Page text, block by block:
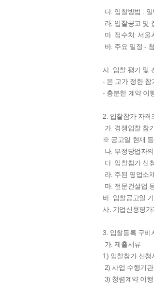
다. 입찰방법 :
라. 입찰공고 및
마. 접수처: 서울
바. 주요 일정 -
사. 입찰 평가 및
- 본 교가 정한 참
- 충분한 계약 이
2. 입찰참가 자격
가. 경쟁입찰 참
※ 공고일 현재
나. 부정당업자
다. 입찰참가 신
라. 주된 영업소
마. 전문건설업
바. 입찰공고일
사. 기업신용평
3. 입찰등록 구비
가. 제출서류
1) 입찰참가 신청
2) 사업 수행기
3) 청렴계약 이